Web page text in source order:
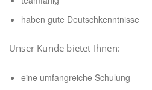
haben gute Deutschkenntnisse
Unser Kunde bietet Ihnen:
eine umfangreiche Schulung